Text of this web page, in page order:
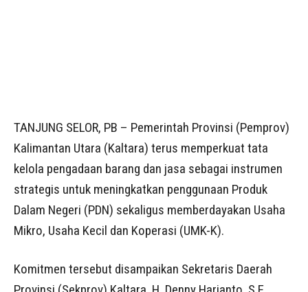
TANJUNG SELOR, PB – Pemerintah Provinsi (Pemprov)
Kalimantan Utara (Kaltara) terus memperkuat tata
kelola pengadaan barang dan jasa sebagai instrumen
strategis untuk meningkatkan penggunaan Produk
Dalam Negeri (PDN) sekaligus memberdayakan Usaha
Mikro, Usaha Kecil dan Koperasi (UMK-K).
Komitmen tersebut disampaikan Sekretaris Daerah